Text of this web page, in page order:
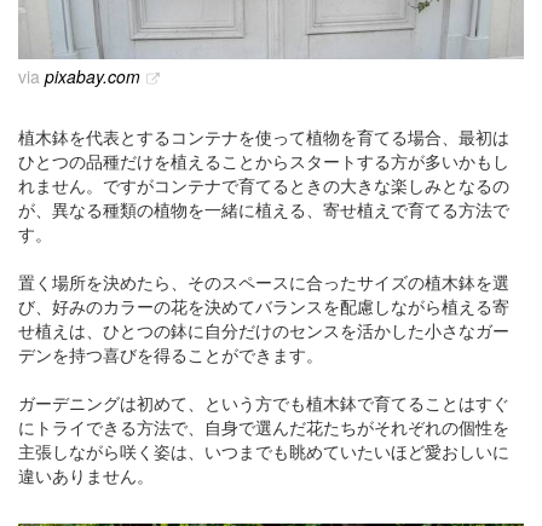
via pixabay.com
植木鉢を代表とするコンテナを使って植物を育てる場合、最初は
ひとつの品種だけを植えることからスタートする方が多いかもし
れません。ですがコンテナで育てるときの大きな楽しみとなるの
が、異なる種類の植物を一緒に植える、寄せ植えで育てる方法で
す。
置く場所を決めたら、そのスペースに合ったサイズの植木鉢を選
び、好みのカラーの花を決めてバランスを配慮しながら植える寄
せ植えは、ひとつの鉢に自分だけのセンスを活かした小さなガー
デンを持つ喜びを得ることができます。
ガーデニングは初めて、という方でも植木鉢で育てることはすぐ
にトライできる方法で、自身で選んだ花たちがそれぞれの個性を
主張しながら咲く姿は、いつまでも眺めていたいほど愛おしいに
違いありません。